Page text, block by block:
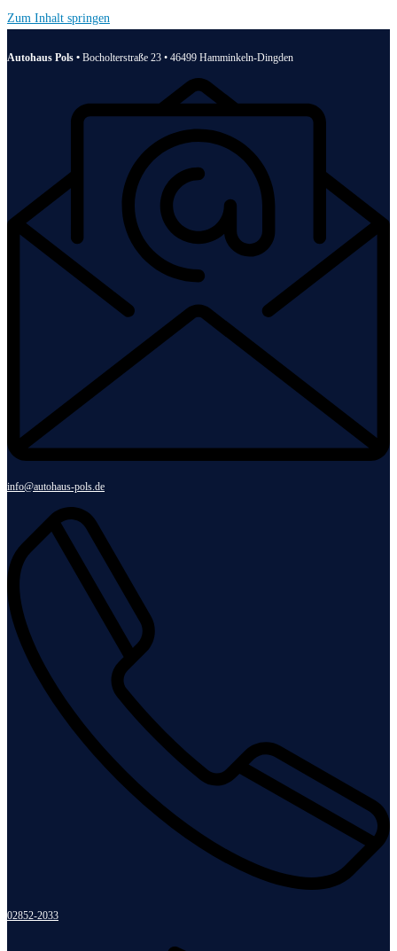
Zum Inhalt springen
Autohaus Pols • Bocholterstraße 23 • 46499 Hamminkeln-Dingden
info@autohaus-pols.de
02852-2033